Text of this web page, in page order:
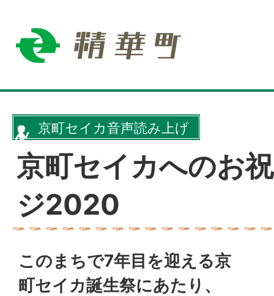
京町セイカ音声読み上げ
京町セイカへのお
ジ2020
このまちで7年目を迎える京
町セイカ誕生祭にあたり、